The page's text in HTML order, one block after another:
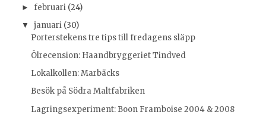
► februari (24)
▼ januari (30)
Porterstekens tre tips till fredagens släpp
Ölrecension: Haandbryggeriet Tindved
Lokalkollen: Marbäcks
Besök på Södra Maltfabriken
Lagringsexperiment: Boon Framboise 2004 & 2008